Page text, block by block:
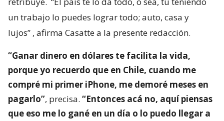
un trabajo lo puedes lograr todo; auto, casa y
lujos” , afirma Casatte a la presente redacción.
“Ganar dinero en dólares te facilita la vida,
porque yo recuerdo que en Chile, cuando me
compré mi primer iPhone, me demoré meses en
pagarlo”, precisa. “Entonces acá no, aquí piensas
que eso me lo gané en un día o lo puedo llegar a